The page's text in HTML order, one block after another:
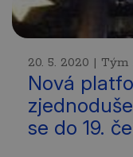
20. 5. 2020 | Tým
Nová
se do 19.